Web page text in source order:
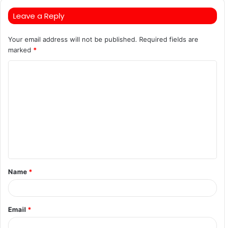
Leave a Reply
Your email address will not be published. Required fields are
marked *
t
*
Name *
Email *